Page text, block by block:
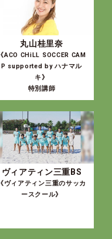
丸山桂里奈
《ACO CHiLL SOCCER CAM
P supported by ハナマル
キ》
特別講師
ヴィアティン三重BS
《ヴィアティン三重のサッカ
ースクール》